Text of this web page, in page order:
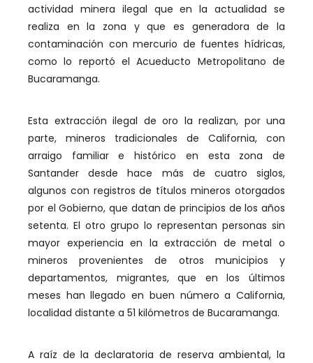
actividad minera ilegal que en la actualidad se
realiza en la zona y que es generadora de la
contaminación con mercurio de fuentes hídricas,
como lo reportó el Acueducto Metropolitano de
Bucaramanga.
Esta extracción ilegal de oro la realizan, por una
parte, mineros tradicionales de California, con
arraigo familiar e histórico en esta zona de
Santander desde hace más de cuatro siglos,
algunos con registros de títulos mineros otorgados
por el Gobierno, que datan de principios de los años
setenta. El otro grupo lo representan personas sin
mayor experiencia en la extracción de metal o
mineros provenientes de otros municipios y
departamentos, migrantes, que en los últimos
meses han llegado en buen número a California,
localidad distante a 51 kilómetros de Bucaramanga.
A raíz de la declaratoria de reserva ambiental, la